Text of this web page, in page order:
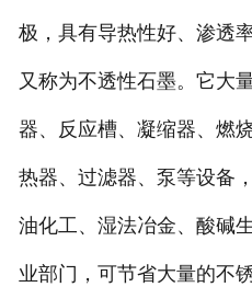
极，具有导热性好、渗透
又称为不透性石墨。它大
器、反应槽、凝缩器、燃
热器、过滤器、泵等设备
油化工、湿法冶金、酸碱
业部门，可节省大量的不